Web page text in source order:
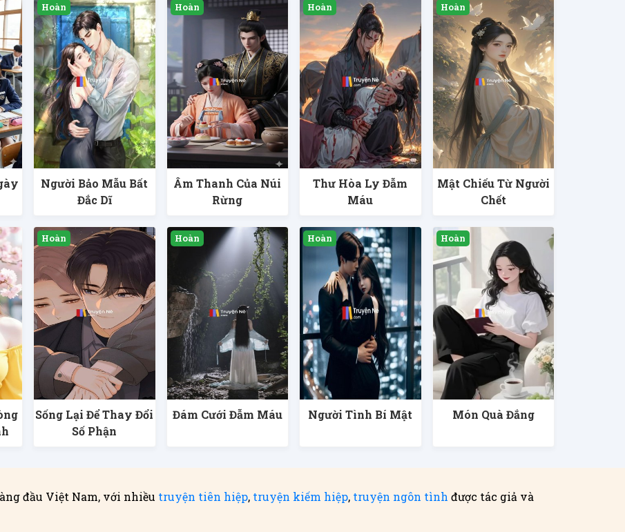
Người Bảo Mẫu Bất
Đắc Dĩ
Âm Thanh Của Núi
Rừng
Thư Hòa Ly Đẫm
Máu
Mật Chiếu Từ Người
Chết
Sống Lại Để Thay Đổi
Số Phận
Đám Cưới Đẫm Máu Người Tình Bí Mật Món Quà Đắng
đầu Việt Nam, với nhiều truyện tiên hiệp, truyện kiếm hiệp, truyện ngôn tình được tác giả và